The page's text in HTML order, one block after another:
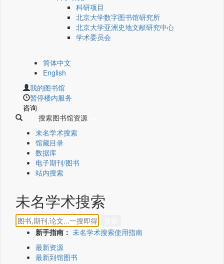
科研项目
北京大学数字图书馆研究所
北京大学亚洲史地文献研究中心
学术委员会
简体中文
English
我的图书馆
暂停楼内服务
咨询
搜索图书馆资源
未名学术搜索
馆藏目录
数据库
电子期刊/图书
站内搜索
未名学术搜索
新手指南： 未名学术搜索使用指南
最新资源
最新到馆图书